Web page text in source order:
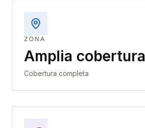
ZONA
Amplia cobertura
Cobertura completa